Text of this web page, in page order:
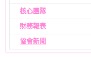
核心團隊
財務報表
協會新聞